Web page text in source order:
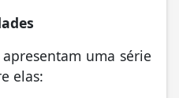
uma série
elas: